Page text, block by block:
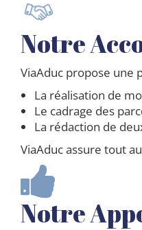
Notre
ViaAduc propose une
La réalisation de
Le cadrage des
La rédaction de
ViaAduc assure tout
Notre